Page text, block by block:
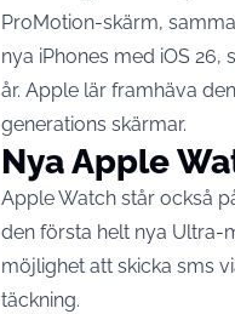
ProMotion-skärm,
nya iPhones med iOS
år. Apple lär framhäva
generations skärmar.
Nya Apple
Apple Watch står också
den första helt nya Ultra-
möjlighet att skicka sms
täckning.